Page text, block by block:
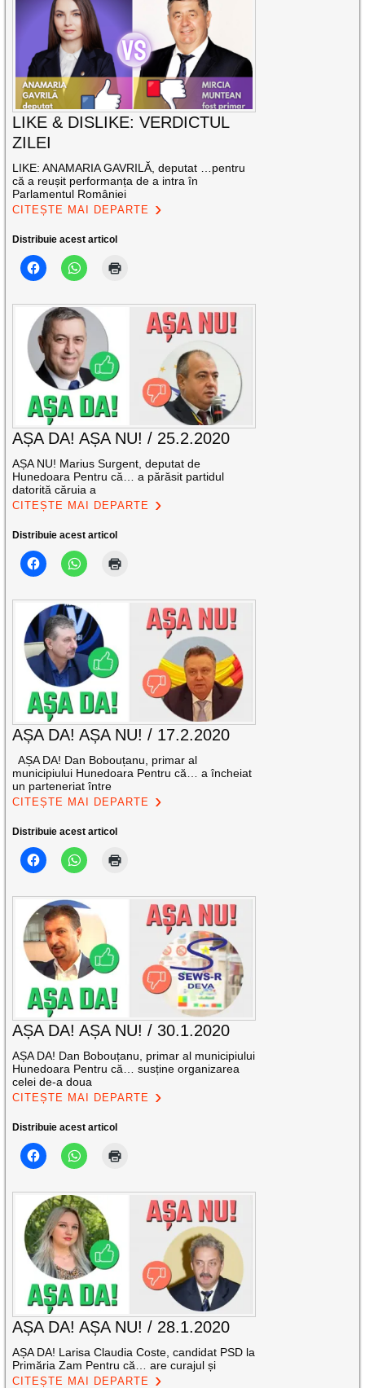
LIKE & DISLIKE: VERDICTUL
ZILEI
LIKE: ANAMARIA GAVRILĂ, deputat …pentru
că a reușit performanța de a intra în
Parlamentul României
CITEȘTE MAI DEPARTE
Distribuie acest articol
AȘA DA! AȘA NU! / 25.2.2020
AȘA NU! Marius Surgent, deputat de
Hunedoara Pentru că… a părăsit partidul
datorită căruia a
CITEȘTE MAI DEPARTE
Distribuie acest articol
AȘA DA! AȘA NU! / 17.2.2020
AȘA DA! Dan Bobouțanu, primar al
municipiului Hunedoara Pentru că… a încheiat
un parteneriat între
CITEȘTE MAI DEPARTE
Distribuie acest articol
AȘA DA! AȘA NU! / 30.1.2020
AȘA DA! Dan Bobouțanu, primar al municipiului
Hunedoara Pentru că… susține organizarea
celei de-a doua
CITEȘTE MAI DEPARTE
Distribuie acest articol
AȘA DA! AȘA NU! / 28.1.2020
AȘA DA! Larisa Claudia Coste, candidat PSD la
Primăria Zam Pentru că… are curajul și
CITEȘTE MAI DEPARTE